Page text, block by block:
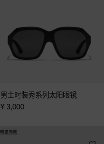
男士时装秀系列太阳眼镜
¥ 3,000